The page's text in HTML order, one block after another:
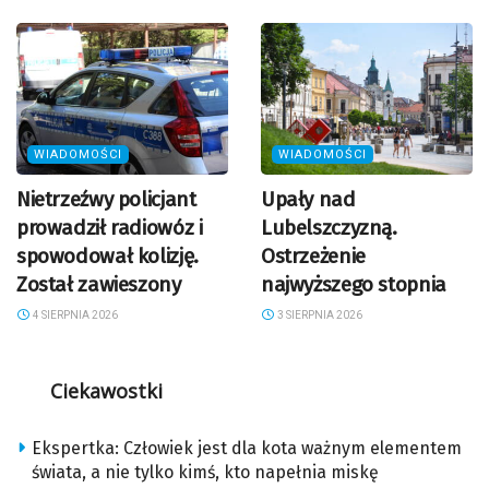
WIADOMOŚCI
Nietrzeźwy policjant
prowadził radiowóz i
spowodował kolizję.
Został zawieszony
4 SIERPNIA 2026
WIADOMOŚCI
Upały nad
Lubelszczyzną.
Ostrzeżenie
najwyższego stopnia
3 SIERPNIA 2026
Ciekawostki
Ekspertka: Człowiek jest dla kota ważnym elementem
świata, a nie tylko kimś, kto napełnia miskę